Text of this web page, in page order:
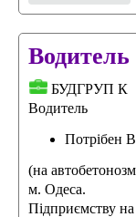
Водитель
БУДГРУП К
Водитель
Потрібен
(на
м. Одеса.
Підприємству на